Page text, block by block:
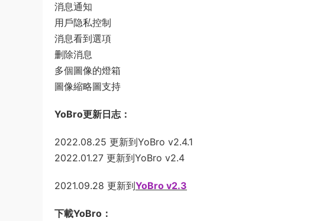
消息通知
用戶隐私控制
消息看到選項
删除消息
多個圖像的燈箱
圖像縮略圖支持
YoBro更新日志：
2022.08.25 更新到YoBro v2.4.1
2022.01.27 更新到YoBro v2.4
2021.09.28 更新到YoBro v2.3
下載YoBro：